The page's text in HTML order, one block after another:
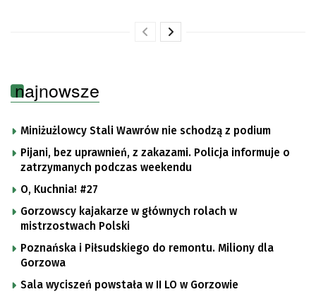
najnowsze
Miniżużlowcy Stali Wawrów nie schodzą z podium
Pijani, bez uprawnień, z zakazami. Policja informuje o
zatrzymanych podczas weekendu
O, Kuchnia! #27
Gorzowscy kajakarze w głównych rolach w
mistrzostwach Polski
Poznańska i Piłsudskiego do remontu. Miliony dla
Gorzowa
Sala wyciszeń powstała w II LO w Gorzowie